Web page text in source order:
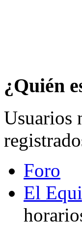
¿Quién
Usuarios
Foro
El